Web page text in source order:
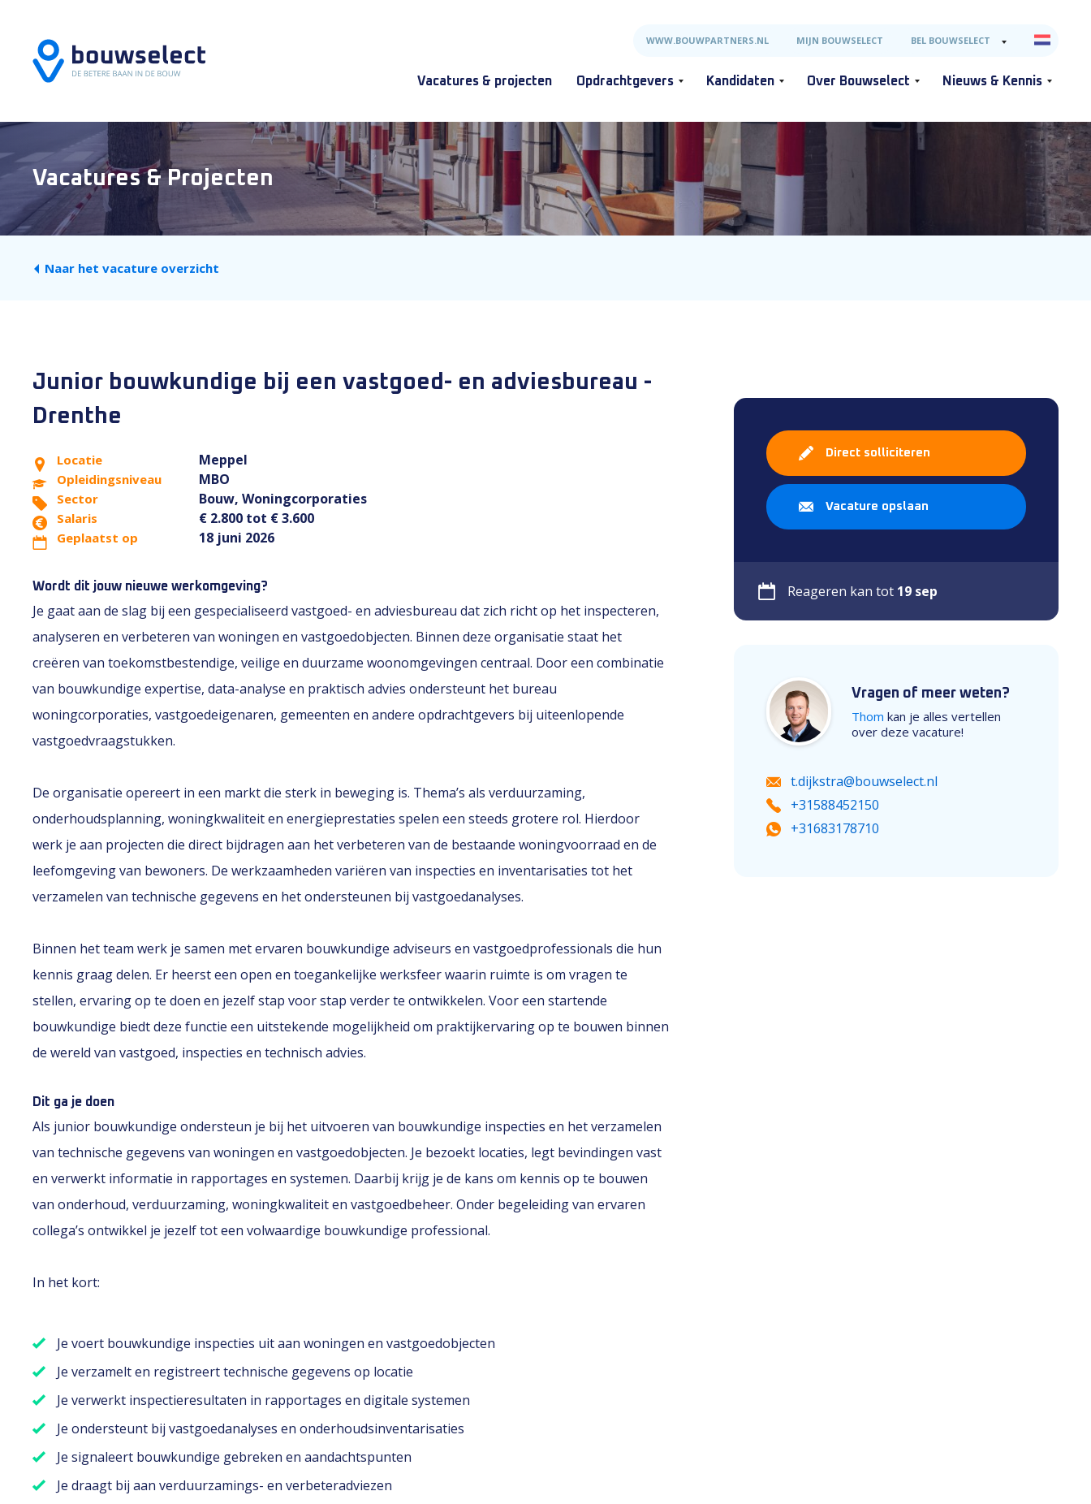
WWW.BOUWPARTNERS.NL MIJN BOUWSELECT BEL BOUWSELECT
Vacatures & projecten Opdrachtgevers Kandidaten Over Bouwselect Nieuws & Kennis
Vacatures & Projecten
Naar het vacature overzicht
Junior bouwkundige bij een vastgoed- en adviesbureau -
Drenthe
Locatie Meppel
Opleidingsniveau MBO
Sector Bouw, Woningcorporaties
Salaris € 2.800 tot € 3.600
Geplaatst op 18 juni 2026
Wordt dit jouw nieuwe werkomgeving?
Je gaat aan de slag bij een gespecialiseerd vastgoed- en adviesbureau dat zich richt op het inspecteren,
analyseren en verbeteren van woningen en vastgoedobjecten. Binnen deze organisatie staat het
creëren van toekomstbestendige, veilige en duurzame woonomgevingen centraal. Door een combinatie
van bouwkundige expertise, data-analyse en praktisch advies ondersteunt het bureau
woningcorporaties, vastgoedeigenaren, gemeenten en andere opdrachtgevers bij uiteenlopende
vastgoedvraagstukken.
De organisatie opereert in een markt die sterk in beweging is. Thema’s als verduurzaming,
onderhoudsplanning, woningkwaliteit en energieprestaties spelen een steeds grotere rol. Hierdoor
werk je aan projecten die direct bijdragen aan het verbeteren van de bestaande woningvoorraad en de
leefomgeving van bewoners. De werkzaamheden variëren van inspecties en inventarisaties tot het
verzamelen van technische gegevens en het ondersteunen bij vastgoedanalyses.
Binnen het team werk je samen met ervaren bouwkundige adviseurs en vastgoedprofessionals die hun
kennis graag delen. Er heerst een open en toegankelijke werksfeer waarin ruimte is om vragen te
stellen, ervaring op te doen en jezelf stap voor stap verder te ontwikkelen. Voor een startende
bouwkundige biedt deze functie een uitstekende mogelijkheid om praktijkervaring op te bouwen binnen
de wereld van vastgoed, inspecties en technisch advies.
Dit ga je doen
Als junior bouwkundige ondersteun je bij het uitvoeren van bouwkundige inspecties en het verzamelen
van technische gegevens van woningen en vastgoedobjecten. Je bezoekt locaties, legt bevindingen vast
en verwerkt informatie in rapportages en systemen. Daarbij krijg je de kans om kennis op te bouwen
van onderhoud, verduurzaming, woningkwaliteit en vastgoedbeheer. Onder begeleiding van ervaren
collega’s ontwikkel je jezelf tot een volwaardige bouwkundige professional.
In het kort:
Je voert bouwkundige inspecties uit aan woningen en vastgoedobjecten
Je verzamelt en registreert technische gegevens op locatie
Je verwerkt inspectieresultaten in rapportages en digitale systemen
Je ondersteunt bij vastgoedanalyses en onderhoudsinventarisaties
Je signaleert bouwkundige gebreken en aandachtspunten
Je draagt bij aan verduurzamings- en verbeteradviezen
Direct solliciteren
Vacature opslaan
Reageren kan tot 19 sep
Vragen of meer weten?
Thom kan je alles vertellen
over deze vacature!
t.dijkstra@bouwselect.nl
+31588452150
+31683178710